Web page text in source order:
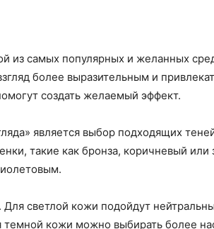
из самых популярных и желанных
более выразительным и
создать желаемый эффект.
является выбор подходящих
такие как бронза, коричневый
светлой кожи подойдут
темной кожи можно выбирать более